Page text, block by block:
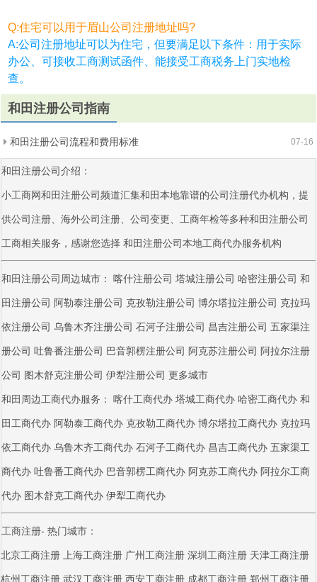
Q:住宅可以用于眉山公司注册地址吗?
A:公司注册地址可以为住宅，但要满足以下条件：用于实际
办公、可接收工商测试函件、能接受工商税务上门实地检
查。
和田注册公司指南
07-16
和田注册公司流程和费用标准
和田注册公司介绍：
小工商网和田注册公司频道汇集和田本地靠谱的公司注册代办机构，提
供公司注册、海外公司注册、公司变更、工商年检等多种和田注册公司
工商相关服务，感谢您选择 和田注册公司本地工商代办服务机构
和田注册公司周边城市： 喀什注册公司 塔城注册公司 哈密注册公司 和
田注册公司 阿勒泰注册公司 克孜勒注册公司 博尔塔拉注册公司 克拉玛
依注册公司 乌鲁木齐注册公司 石河子注册公司 昌吉注册公司 五家渠注
册公司 吐鲁番注册公司 巴音郭楞注册公司 阿克苏注册公司 阿拉尔注册
公司 图木舒克注册公司 伊犁注册公司 更多城市
和田周边工商代办服务： 喀什工商代办 塔城工商代办 哈密工商代办 和
田工商代办 阿勒泰工商代办 克孜勒工商代办 博尔塔拉工商代办 克拉玛
依工商代办 乌鲁木齐工商代办 石河子工商代办 昌吉工商代办 五家渠工
商代办 吐鲁番工商代办 巴音郭楞工商代办 阿克苏工商代办 阿拉尔工商
代办 图木舒克工商代办 伊犁工商代办
工商注册- 热门城市：
北京工商注册 上海工商注册 广州工商注册 深圳工商注册 天津工商注册
杭州工商注册 武汉工商注册 西安工商注册 成都工商注册 郑州工商注册